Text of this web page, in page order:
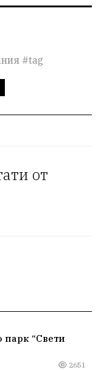
#tag
от
парк “Свети
2651